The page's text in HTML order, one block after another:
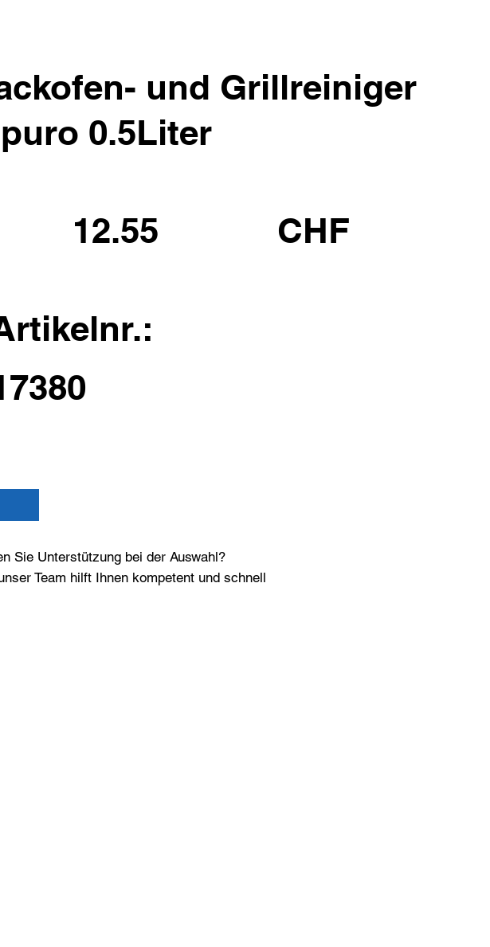
und Grillreiniger
0.5Liter
12.55 CHF
Sie Unterstützung bei der Auswahl?
Team hilft Ihnen kompetent und schnell